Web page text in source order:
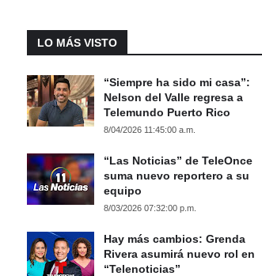
LO MÁS VISTO
“Siempre ha sido mi casa”:
Nelson del Valle regresa a
Telemundo Puerto Rico
8/04/2026 11:45:00 a.m.
“Las Noticias” de TeleOnce
suma nuevo reportero a su
equipo
8/03/2026 07:32:00 p.m.
Hay más cambios: Grenda
Rivera asumirá nuevo rol en
“Telenoticias”